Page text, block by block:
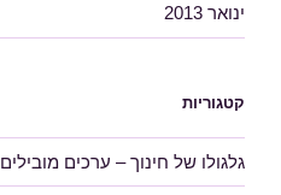
ינואר 2013
קטגוריות
גלגולו של חינוך – ערכים מובילים